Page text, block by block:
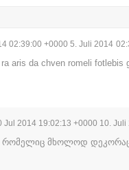
02:39:00 +0000 5. Juli 2014
aris da chven romeli fotlebis
Jul 2014 19:02:13 +0000 10. Juli
რომელიც მხოლოდ